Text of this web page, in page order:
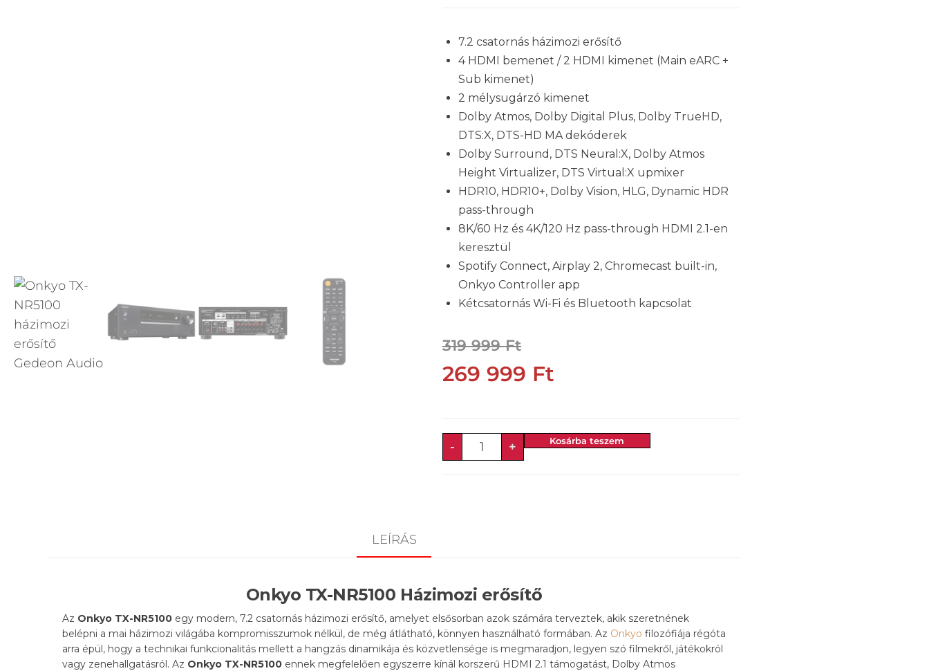
7.2 csatornás házimozi erősítő
4 HDMI bemenet / 2 HDMI kimenet (Main eARC +
Sub kimenet)
2 mélysugárzó kimenet
Dolby Atmos, Dolby Digital Plus, Dolby TrueHD,
DTS:X, DTS-HD MA dekóderek
Dolby Surround, DTS Neural:X, Dolby Atmos
Height Virtualizer, DTS Virtual:X upmixer
HDR10, HDR10+, Dolby Vision, HLG, Dynamic HDR
pass-through
8K/60 Hz és 4K/120 Hz pass-through HDMI 2.1-en
keresztül
Spotify Connect, Airplay 2, Chromecast built-in,
Onkyo Controller app
Kétcsatornás Wi-Fi és Bluetooth kapcsolat
319 999Ft
269 999 Ft
- + Kosárba teszem
LEÍRÁS
Onkyo TX-NR5100 Házimozi erősítő
Az Onkyo TX-NR5100 egy modern, 7.2 csatornás házimozi erősítő, amelyet elsősorban azok számára terveztek, akik szeretnének
belépni a mai házimozi világába kompromisszumok nélkül, de még átlátható, könnyen használható formában. Az Onkyo filozófiája régóta
arra épül, hogy a technikai funkcionalitás mellett a hangzás dinamikája és közvetlensége is megmaradjon, legyen szó filmekről, játékokról
vagy zenehallgatásról. Az Onkyo TX-NR5100 ennek megfelelően egyszerre kínál korszerű HDMI 2.1 támogatást, Dolby Atmos